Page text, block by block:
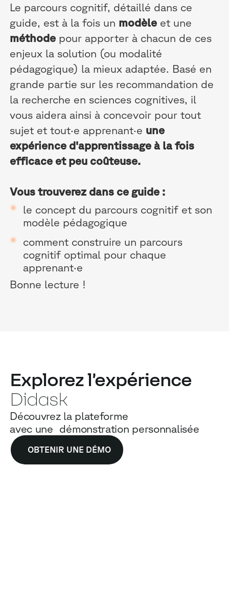
Le parcours cognitif, détaillé dans ce
guide, est à la fois un modèle et une
méthode pour apporter à chacun de ces
enjeux la solution (ou modalité
pédagogique) la mieux adaptée. Basé en
grande partie sur les recommandation de
la recherche en sciences cognitives, il
vous aidera ainsi à concevoir pour tout
sujet et tout·e apprenant·e une
expérience d'apprentissage à la fois
efficace et peu coûteuse.
Vous trouverez dans ce guide :
le concept du parcours cognitif et son
modèle pédagogique
comment construire un parcours
cognitif optimal pour chaque
apprenant·e
Bonne lecture !
Explorez l’expérience
Didask
Découvrez la plateforme
avec une démonstration personnalisée
OBTENIR UNE DÉMO